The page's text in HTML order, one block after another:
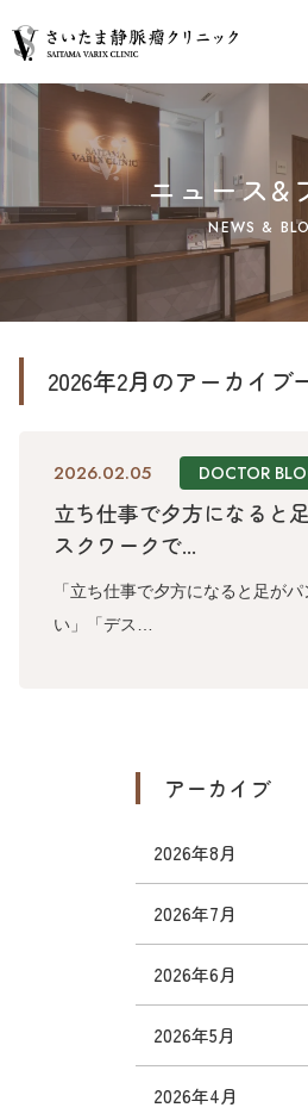
ニュース&
NEWS &
2026年2月のアーカイブ
2026.02.05 DOCTOR
立ち仕事で夕方になると
スクワークで...
「立ち仕事で夕方になると足が
い」「デス…
アーカイブ
2026年8月
2026年7月
2026年6月
2026年5月
2026年4月